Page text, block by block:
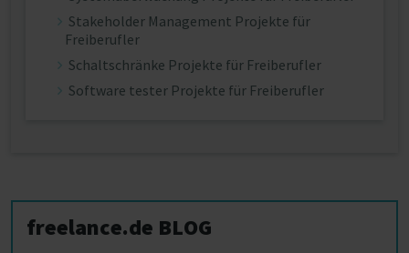
Stakeholder Management Projekte für
Freiberufler
Schaltschränke Projekte für Freiberufler
Software tester Projekte für Freiberufler
freelance.de BLOG